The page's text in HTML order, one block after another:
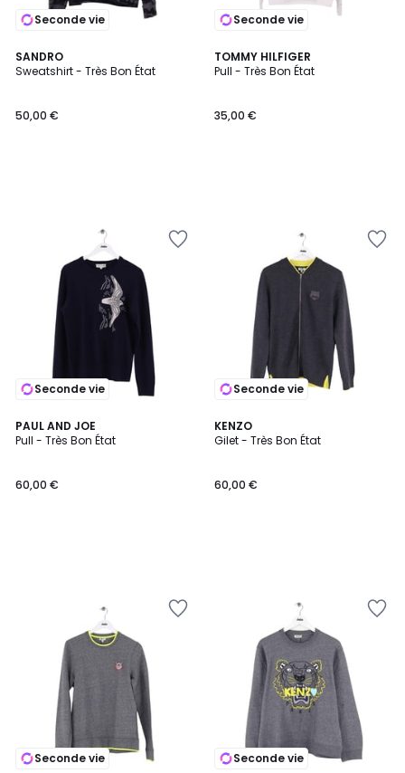
Seconde vie
SANDRO
Sweatshirt - Très Bon État
50,00 €
Seconde vie
TOMMY HILFIGER
Pull - Très Bon État
35,00 €
Seconde vie
PAUL AND JOE
Pull - Très Bon État
60,00 €
Seconde vie
KENZO
Gilet - Très Bon État
60,00 €
Seconde vie Seconde vie